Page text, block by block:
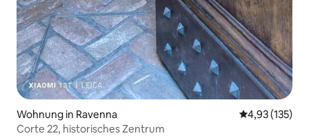
Wohnung in Ravenna
4,93 (135)
Corte 22, historisches Zentrum